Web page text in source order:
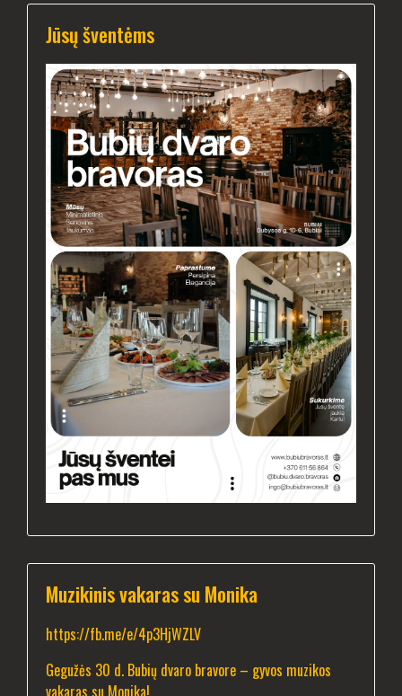
Jūsų šventėms
Muzikinis vakaras su Monika
https://fb.me/e/4p3HjWZLV
Gegužės 30 d. Bubių dvaro bravore – gyvos muzikos
vakaras su Monika!